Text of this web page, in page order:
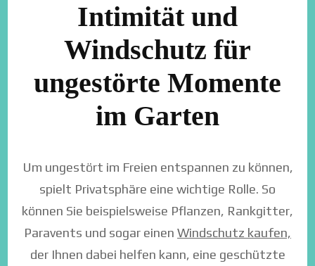
Intimität und
Windschutz für
ungestörte Momente
im Garten
Um ungestört im Freien entspannen zu können,
spielt Privatsphäre eine wichtige Rolle. So
können Sie beispielsweise Pflanzen, Rankgitter,
Paravents und sogar einen Windschutz kaufen,
der Ihnen dabei helfen kann, eine geschützte